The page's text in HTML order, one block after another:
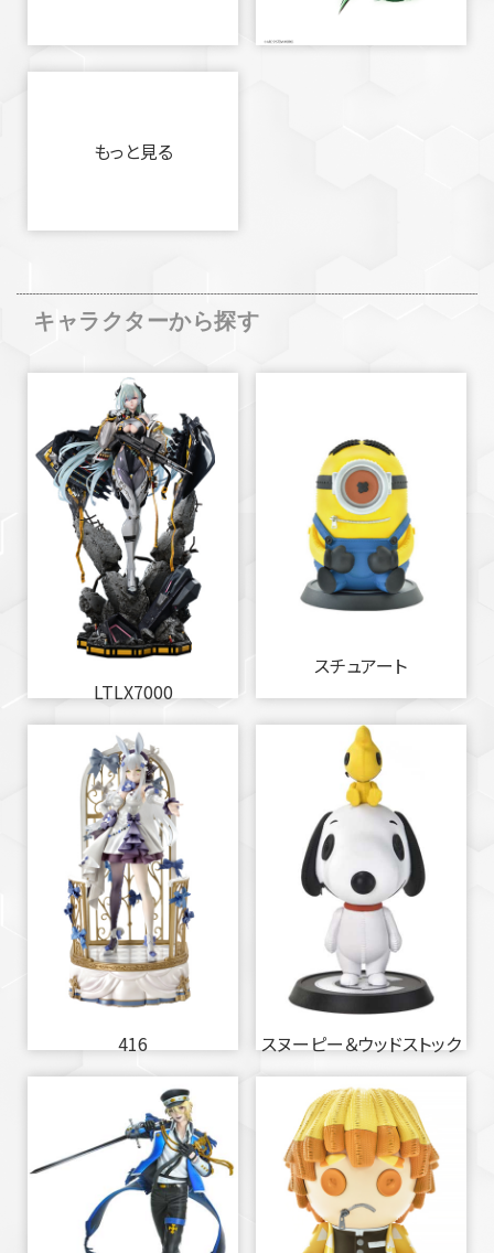
もっと見る
キャラクターから探す
LTLX7000
スチュアート
416 スヌーピー＆ウッドストック